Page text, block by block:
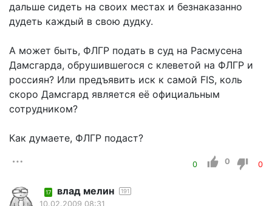
дальше сидеть на своих местах и безнаказанно
дудеть каждый в свою дудку.
А может быть, ФЛГР подать в суд на Расмусена
Дамсгарда, обрушившегося с клеветой на ФЛГР и
россиян? Или предъявить иск к самой FIS, коль
скоро Дамсгард является её официальным
сотрудником?
Как думаете, ФЛГР подаст?
0 0 0
17 влад мелин 191
10.02.2009 08:31